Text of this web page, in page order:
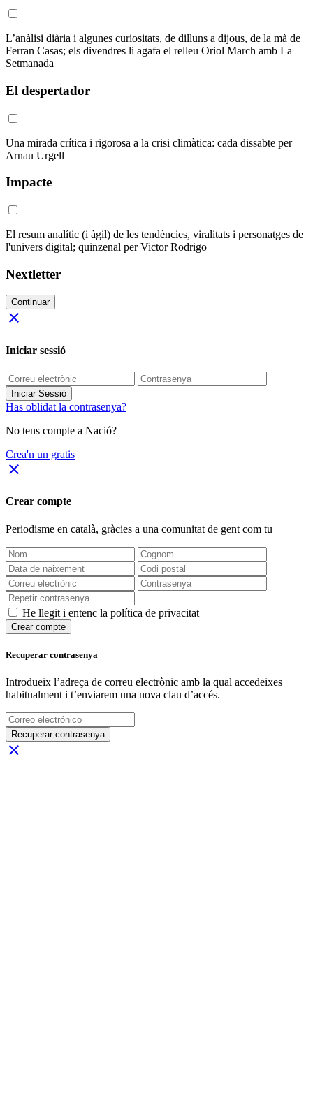
L’anàlisi diària i algunes curiositats, de dilluns a dijous, de la mà de
Ferran Casas; els divendres li agafa el relleu Oriol March amb La
Setmanada
El despertador
Una mirada crítica i rigorosa a la crisi climàtica: cada dissabte per
Arnau Urgell
Impacte
El resum analític (i àgil) de les tendències, viralitats i personatges de
l'univers digital; quinzenal per Victor Rodrigo
Nextletter
Continuar
close
Iniciar sessió
Iniciar Sessió
Has oblidat la contrasenya?
No tens compte a Nació?
Crea'n un gratis
close
Crear compte
Periodisme en català, gràcies a una comunitat de gent com tu
He llegit i entenc la política de privacitat
Crear compte
Recuperar contrasenya
Introdueix l’adreça de correu electrònic amb la qual accedeixes
habitualment i t’enviarem una nova clau d’accés.
Recuperar contrasenya
close